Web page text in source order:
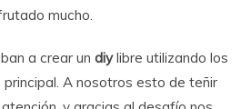
mucho.
a crear un diylibre utilizando los
A nosotros esto de teñir